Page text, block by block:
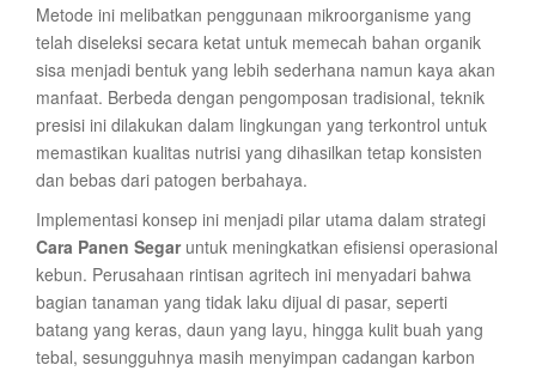
Metode ini melibatkan penggunaan mikroorganisme yang
telah diseleksi secara ketat untuk memecah bahan organik
sisa menjadi bentuk yang lebih sederhana namun kaya akan
manfaat. Berbeda dengan pengomposan tradisional, teknik
presisi ini dilakukan dalam lingkungan yang terkontrol untuk
memastikan kualitas nutrisi yang dihasilkan tetap konsisten
dan bebas dari patogen berbahaya.
Implementasi konsep ini menjadi pilar utama dalam strategi
Cara Panen Segaruntuk meningkatkan efisiensi operasional
kebun. Perusahaan rintisan agritech ini menyadari bahwa
bagian tanaman yang tidak laku dijual di pasar, seperti
batang yang keras, daun yang layu, hingga kulit buah yang
tebal, sesungguhnya masih menyimpan cadangan karbon